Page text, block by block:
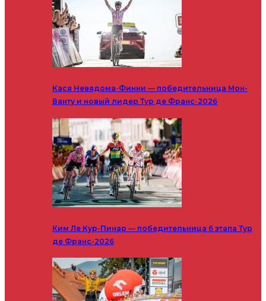
Кася Невядома-Финни — победительница Мон-
Ванту и новый лидер Тур де Франс-2026
Ким Ле Кур-Пинар — победительница 6 этапа Тур
де Франс-2026